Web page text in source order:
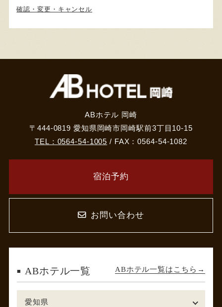
確認・変更・キャンセル
ABホテル 岡崎
〒444-0819 愛知県岡崎市岡崎駅前3丁目10-15
TEL：0564-54-1005 / FAX：0564-54-1082
宿泊予約
お問い合わせ
ABホテル一覧 ABホテル一覧はこちら
愛知県